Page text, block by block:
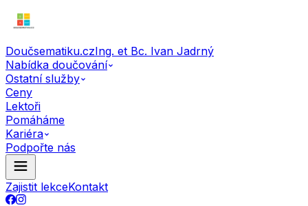
Doučsematiku.czIng. et Bc. Ivan Jadrný
Nabídka doučování
Ostatní služby
Ceny
Lektoři
Pomáháme
Kariéra
Podpořte nás
Zajistit lekceKontakt